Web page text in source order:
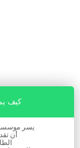
تصميمكيف
يسر
أن